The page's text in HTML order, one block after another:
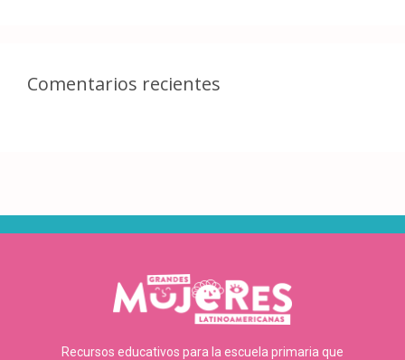
Comentarios recientes
Recursos educativos para la escuela primaria que